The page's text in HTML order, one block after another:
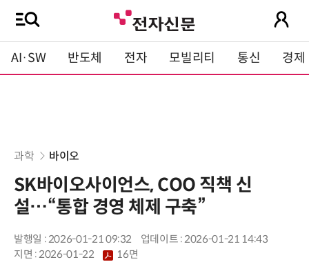
AI·SW 반도체 전자 모빌리티 통신 경제
과학 바이오
SK바이오사이언스, COO 직책 신
설…“통합 경영 체제 구축”
발행일 : 2026-01-21 09:32
업데이트 : 2026-01-21 14:43
지면 :2026-01-22 16면